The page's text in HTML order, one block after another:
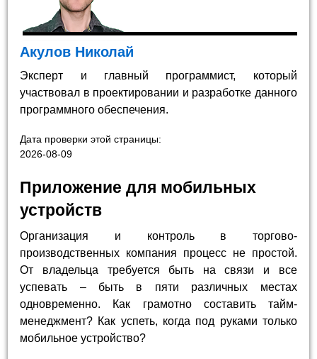
Акулов Николай
Эксперт и главный программист, который
участвовал в проектировании и разработке данного
программного обеспечения.
Дата проверки этой страницы:
2026-08-09
Приложение для мобильных
устройств
Организация и контроль в торгово-
производственных компания процесс не простой.
От владельца требуется быть на связи и все
успевать – быть в пяти различных местах
одновременно. Как грамотно составить тайм-
менеджмент? Как успеть, когда под руками только
мобильное устройство?